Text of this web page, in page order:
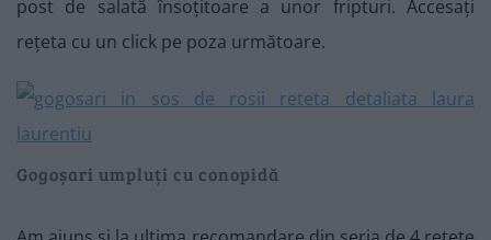
post de salată însoțitoare a unor fripturi. Accesați
rețeta cu un click pe poza următoare.
Gogoșari umpluți cu conopidă